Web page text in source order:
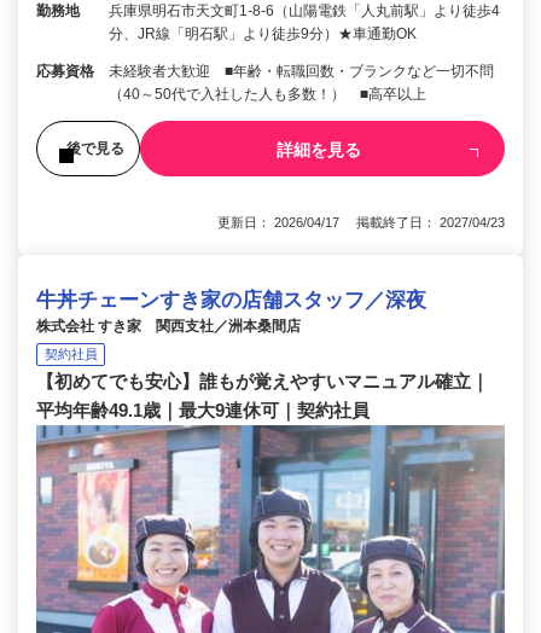
勤務地
兵庫県明石市天文町1-8-6（山陽電鉄「人丸前駅」より徒歩4
分、JR線「明石駅」より徒歩9分）★車通勤OK
応募資格
未経験者大歓迎 ■年齢・転職回数・ブランクなど一切不問
（40～50代で入社した人も多数！） ■高卒以上
後で見る 詳細を見る
更新日： 2026/04/17 掲載終了日： 2027/04/23
牛丼チェーンすき家の店舗スタッフ／深夜
株式会社 すき家 関西支社／洲本桑間店
契約社員
【初めてでも安心】誰もが覚えやすいマニュアル確立｜
平均年齢49.1歳｜最大9連休可｜契約社員